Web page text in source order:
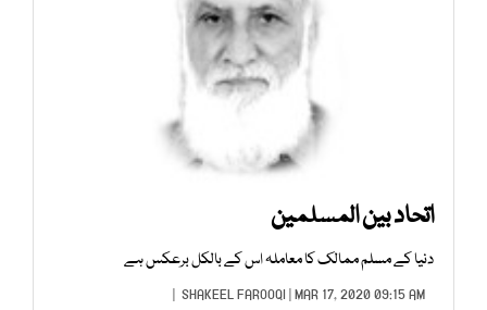
اتحاد بین المسلمین
دنیا کے مسلم ممالک کا معاملہ اس کے بالکل برعکس ہے
SHAKEEL FAROOQI | MAR 17, 2020 09:15 AM |